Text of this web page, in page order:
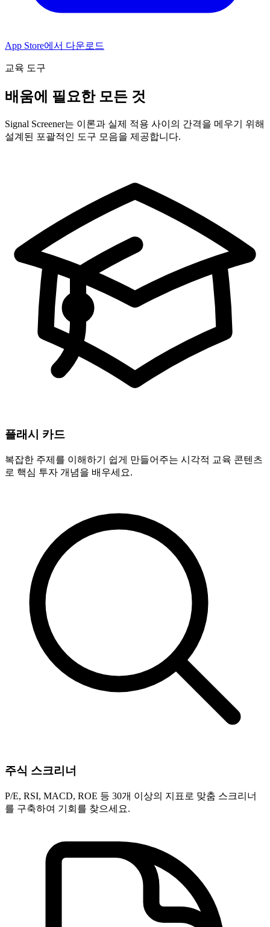
App Store에서 다운로드
교육 도구
배움에 필요한 모든 것
Signal Screener는 이론과 실제 적용 사이의 간격을 메우기 위해
설계된 포괄적인 도구 모음을 제공합니다.
플래시 카드
복잡한 주제를 이해하기 쉽게 만들어주는 시각적 교육 콘텐츠
로 핵심 투자 개념을 배우세요.
주식 스크리너
P/E, RSI, MACD, ROE 등 30개 이상의 지표로 맞춤 스크리너
를 구축하여 기회를 찾으세요.